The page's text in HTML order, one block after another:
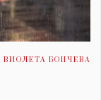
ВИОЛЕТА БОНЧЕВА